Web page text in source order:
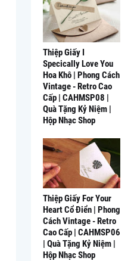
Thiệp Giấy I
Specically Love You
Hoa Khô | Phong Cách
Vintage - Retro Cao
Cấp | CAHMSP08 |
Quà Tặng Kỷ Niệm |
Hộp Nhạc Shop
Thiệp Giấy For Your
Heart Cổ Điển | Phong
Cách Vintage - Retro
Cao Cấp | CAHMSP06
| Quà Tặng Kỷ Niệm |
Hộp Nhạc Shop